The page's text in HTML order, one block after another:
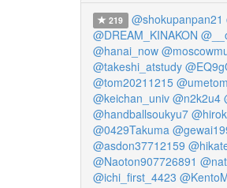
219 @shokupanpan21
@DREAM_KINAKON
@hanai_now
@takeshi_atstudy
@tom20211215
@keichan_univ @n2k2u4
@handballsoukyu7
@0429Takuma
@asdon37712159
@Naoton907726891
@ichi_first_4423